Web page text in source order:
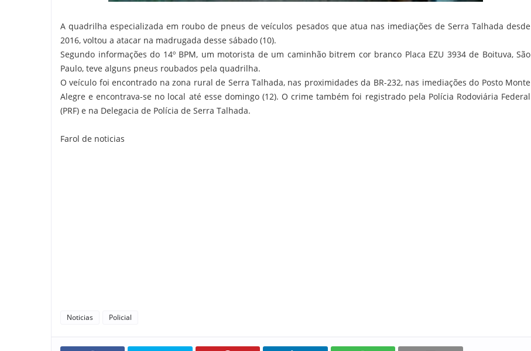
A quadrilha especializada em roubo de pneus de veículos pesados que atua nas imediações de Serra Talhada desde
2016, voltou a atacar na madrugada desse sábado (10).
Segundo informações do 14º BPM, um motorista de um caminhão bitrem cor branco Placa EZU 3934 de Boituva, São
Paulo, teve alguns pneus roubados pela quadrilha.
O veículo foi encontrado na zona rural de Serra Talhada, nas proximidades da BR-232, nas imediações do Posto Monte
Alegre e encontrava-se no local até esse domingo (12). O crime também foi registrado pela Polícia Rodoviária Federal
(PRF) e na Delegacia de Polícia de Serra Talhada.
Farol de noticias
Noticias Policial